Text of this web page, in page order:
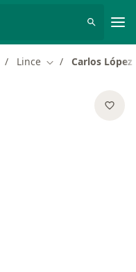
Lince Cambiar de ciudad
Carlos